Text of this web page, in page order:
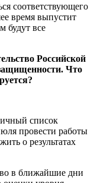
соответствующего
время выпустит
будут все
Российской
Что
список
провести работы
о результатах
в ближайшие дни